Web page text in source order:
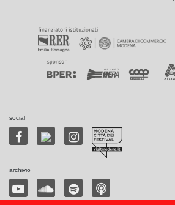
social
archivio